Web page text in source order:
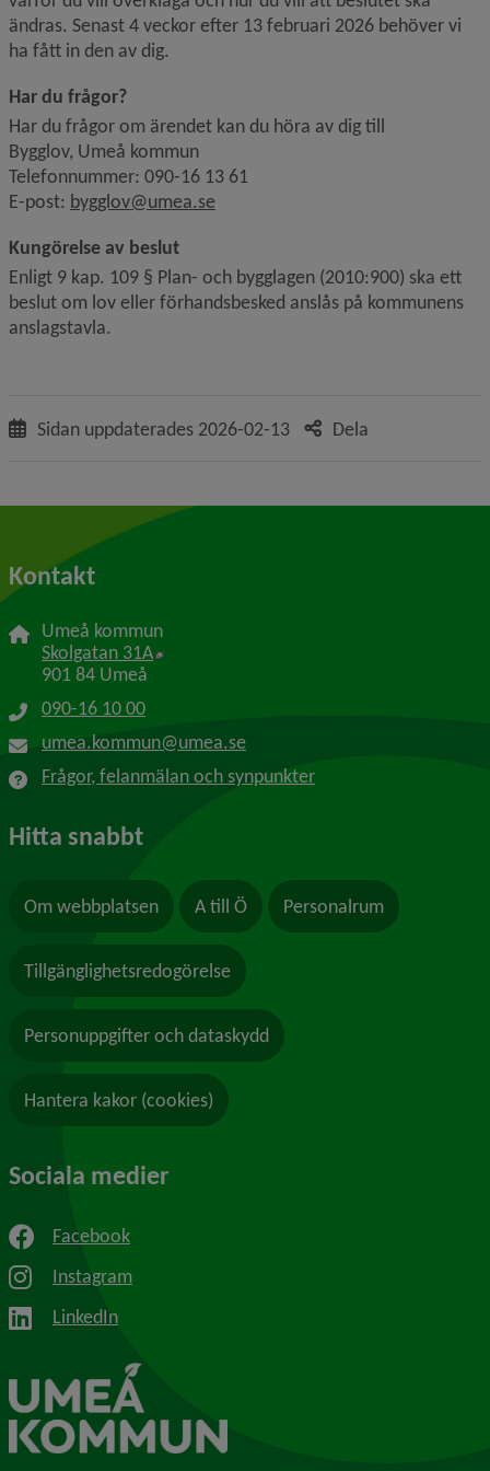
ändras. Senast 4 veckor efter 13 februari 2026 behöver vi
ha fått in den av dig.
Har du frågor?
Har du frågor om ärendet kan du höra av dig till
Bygglov, Umeå kommun
Telefonnummer: 090-16 13 61
E-post: bygglov@umea.se
Kungörelse av beslut
Enligt 9 kap. 109 § Plan- och bygglagen (2010:900) ska ett
beslut om lov eller förhandsbesked anslås på kommunens
anslagstavla.
Sidan uppdaterades 2026-02-13 Dela
Kontakt
Umeå kommun
Skolgatan 31A Länk till annan webbplats, öppnas i nytt
901 84 Umeå
090-16 10 00
umea.kommun@umea.se
Frågor, felanmälan och synpunkter
Hitta snabbt
Om webbplatsen A till Ö Personalrum
Tillgänglighetsredogörelse
Personuppgifter och dataskydd
Hantera kakor (cookies)
Sociala medier
Facebook
Instagram
LinkedIn